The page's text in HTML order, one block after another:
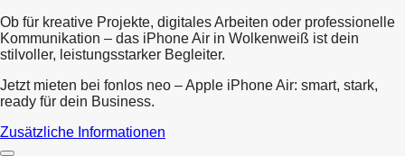
Ob für kreative Projekte, digitales Arbeiten oder professionelle
Kommunikation – das iPhone Air in Wolkenweiß ist dein
stilvoller, leistungsstarker Begleiter.
Jetzt mieten bei fonlos neo – Apple iPhone Air: smart, stark,
ready für dein Business.
Zusätzliche Informationen